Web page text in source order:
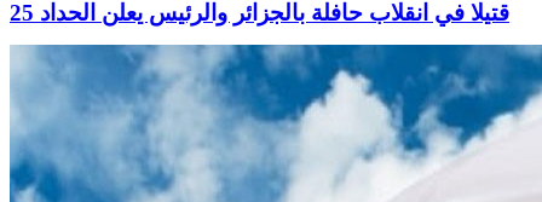
25 قتيلا في انقلاب حافلة بالجزائر والرئيس يعلن الحداد